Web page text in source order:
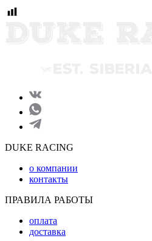
DUKE RACING
о компании
контакты
ПРАВИЛА РАБОТЫ
оплата
доставка